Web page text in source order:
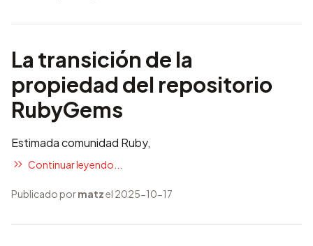
La transición de la
propiedad del repositorio
RubyGems
Estimada comunidad Ruby,
Continuar leyendo...
Publicado pormatzel 2025-10-17